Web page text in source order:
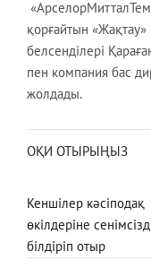
қорғайтын
белсенділері
пен компания бас
жолдады.
ОҚИ ОТЫРЫҢЫЗ
Кеншілер кәсіподақ
өкілдеріне
білдіріп отыр